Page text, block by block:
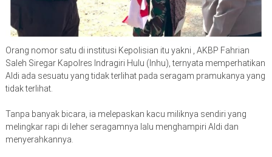
Orang nomor satu di institusi Kepolisian itu yakni , AKBP Fahrian
Saleh Siregar Kapolres Indragiri Hulu (Inhu), ternyata memperhatikan
Aldi ada sesuatu yang tidak terlihat pada seragam pramukanya yang
tidak terlihat.
Tanpa banyak bicara, ia melepaskan kacu miliknya sendiri yang
melingkar rapi di leher seragamnya lalu menghampiri Aldi dan
menyerahkannya.